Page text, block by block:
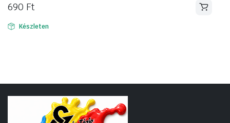
690 Ft
Készleten